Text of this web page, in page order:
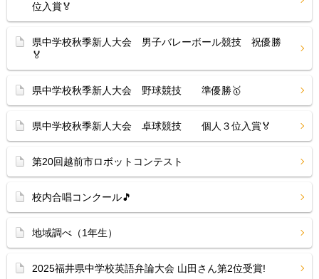
位入賞🏅
県中学校秋季新人大会 男子バレーボール競技 祝優勝
🏅
県中学校秋季新人大会 野球競技 準優勝🥇
県中学校秋季新人大会 卓球競技 個人３位入賞🏅
第20回越前市ロボットコンテスト
校内合唱コンクール🎵
地域調べ（1年生）
2025福井県中学校英語弁論大会 山田さん第2位受賞!